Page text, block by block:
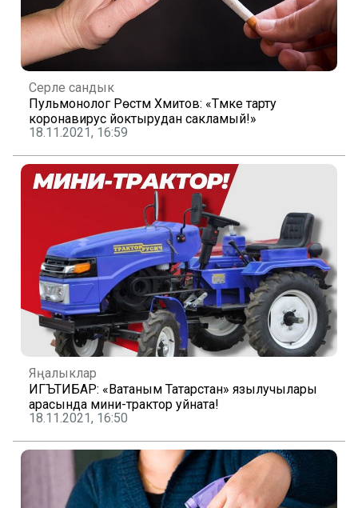
Серле сандык
Пульмонолог Рөстәм Хәмитов: «Тәмәке тарту
коронавирус йоктырудан сакламый!»
18.11.2021, 16:59
Яңалыклар
ИГЪТИБАР: «Ватаным Татарстан» язылучылары
арасында мини-трактор уйната!
18.11.2021, 16:50